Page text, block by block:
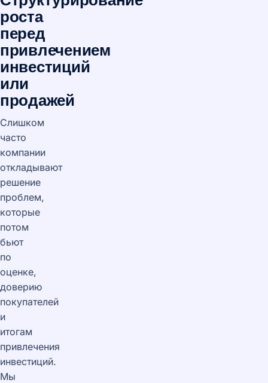
роста
перед
привлечением
инвестиций
или
продажей
Слишком
часто
компании
откладывают
решение
проблем,
которые
потом
бьют
по
оценке,
доверию
покупателей
и
итогам
привлечения
инвестиций.
Мы